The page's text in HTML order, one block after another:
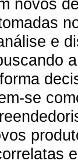
novos
e
se